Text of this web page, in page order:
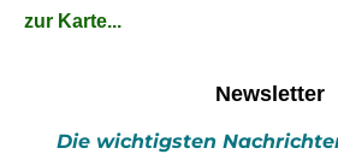
zur Karte...
Newsletter
Die wichtigsten